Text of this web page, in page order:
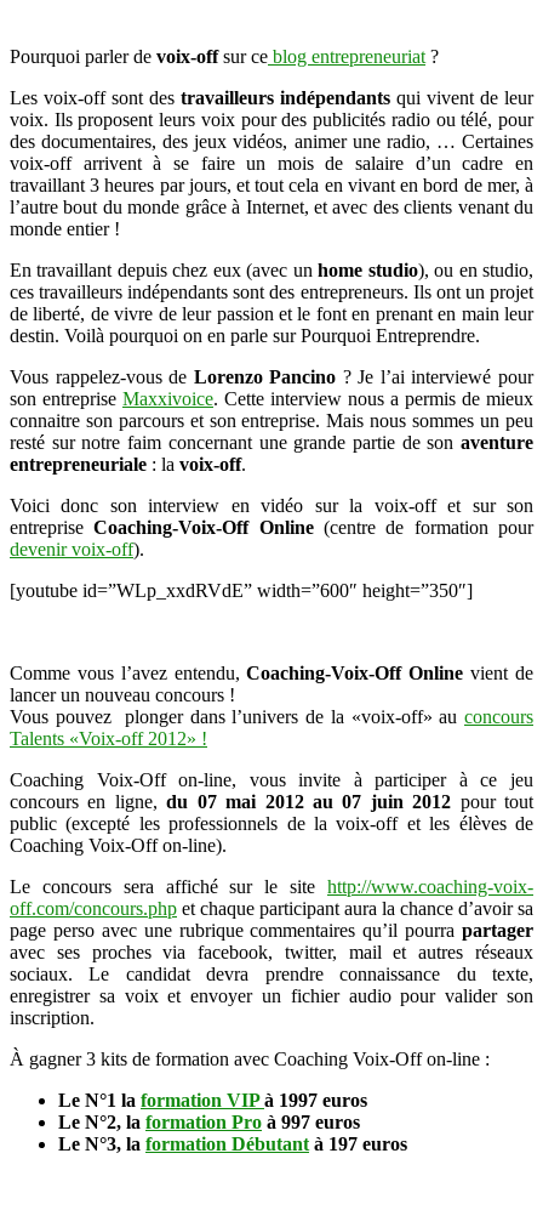
Voix-
:
à
gagner
plus
de
3000
formation
Pourquoi parler de voix-offsur ce blog entrepreneuriat ?
Les voix-off sont des travailleurs indépendants qui vivent de leur
voix. Ils proposent leurs voix pour des publicités radio ou télé, pour
des documentaires, des jeux vidéos, animer une radio, … Certaines
voix-off arrivent à se faire un mois de salaire d’un cadre en
travaillant 3 heures par jours, et tout cela en vivant en bord de mer, à
l’autre bout du monde grâce à Internet, et avec des clients venant du
monde entier !
En travaillant depuis chez eux (avec unhome studio), ou en studio,
ces travailleurs indépendants sont des entrepreneurs. Ils ont un projet
de liberté, de vivre de leur passion et le font en prenant en main leur
destin. Voilà pourquoi on en parle sur Pourquoi Entreprendre.
Vous rappelez-vous de Lorenzo Pancino ? Je l’ai interviewé pour
son entreprise Maxxivoice. Cette interview nous a permis de mieux
connaitre son parcours et son entreprise. Mais nous sommes un peu
resté sur notre faim concernant une grande partie de son aventure
entrepreneuriale : la voix-off.
Voici donc son interview en vidéo sur la voix-off et sur son
entrepriseCoaching-Voix-Off Online(centre de formation pour
devenir voix-off).
[youtube id=”WLp_xxdRVdE” width=”600″ height=”350″]
Comme vous l’avez entendu,Coaching-Voix-Off Onlinevient de
lancer un nouveau concours !
Vous pouvez plonger dans l’univers de la «voix-off» au concours
Talents «Voix-off 2012» !
Coaching Voix-Off on-line, vous invite à participer à ce jeu
concours en ligne,du 07 mai 2012 au 07 juin 2012 pour tout
public (excepté les professionnels de la voix-off et les élèves de
Coaching Voix-Off on-line).
Le concours sera affiché sur le site http://www.coaching-voix-
off.com/concours.php et chaque participant aura la chance d’avoir sa
page perso avec une rubrique commentaires qu’il pourra partager
avec ses proches via facebook, twitter, mail et autres réseaux
sociaux. Le candidat devra prendre connaissance du texte,
enregistrer sa voix et envoyer un fichier audio pour valider son
inscription.
À gagner 3 kits de formation avec Coaching Voix-Off on-line :
Le N°1 la formation VIPà 1997 euros
Le N°2, la formation Pro à 997 euros
Le N°3, la formation Débutant à 197 euros